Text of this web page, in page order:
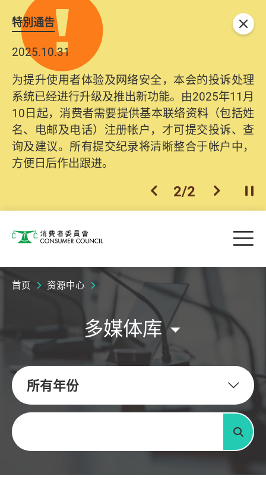
特別通告
2025.10.31
为提升使用者体验及网络安全，本会的投诉处理
系统已经进行升级及推出新功能。由2025年11月
10日起，消费者需要提供基本联络资料（包括姓
名、电邮及电话）注册帐户，才可提交投诉、查
询及建议。所有提交纪录将清晰整合于帐户中，
方便日后作出跟进。
上一个
2/2 下一个开
关闭
消费者委员会 目
首页 资源中心
多媒体库
所有年份
关键字
搜寻